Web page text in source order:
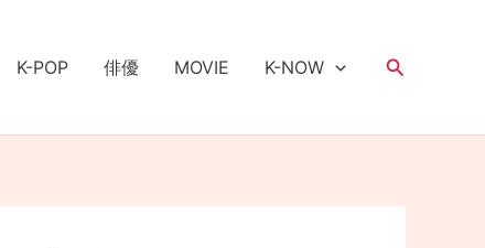
K-POP 俳優 MOVIE K-NOW
検